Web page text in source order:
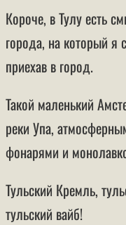
Короче, в Тулу есть
города, на который я
приехав в город.
Такой маленький
реки Упа,
фонарями и
Тульский Кремль,
тульский вайб!